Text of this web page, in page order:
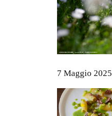
7 Maggio 2025